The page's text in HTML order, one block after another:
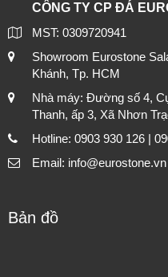
CÔNG TY CP ĐÁ
MST: 0309720941
Showroom Eurostone
Khánh, Tp. HCM
Nhà máy: Đường số 4,
Thanh, ấp 3, Xã Nhơn
Hotline: 0903 930 126 |
Email: info@eurostone.vn
Bản đồ